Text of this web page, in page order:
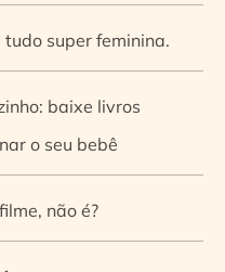
super feminina.
baixe livros
o seu bebê
não é?